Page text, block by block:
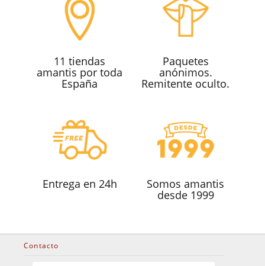
11 tiendas
amantis por toda
España
Paquetes
anónimos.
Remitente oculto.
Entrega en 24h Somos amantis
desde 1999
Contacto